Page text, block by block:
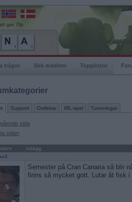
gav 70p
frågor Sök medlem Topplistor
Support Ordlekar IRL-spel Turneringar
sida
sidan
Inlägg
Semester på Cran Canaria så blir
finns så mycket gott. Lutar åt fisk i